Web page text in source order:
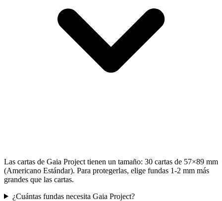
Las cartas de Gaia Project tienen un tamaño: 30 cartas de 57×89 mm
(Americano Estándar). Para protegerlas, elige fundas 1-2 mm más
grandes que las cartas.
¿Cuántas fundas necesita Gaia Project?